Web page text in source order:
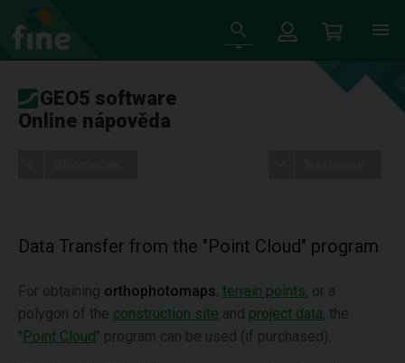
GEO5 software
Online nápověda
Data Transfer from the "Point Cloud" program
For obtaining orthophotomaps, terrain points, or a
polygon of the construction site and project data, the
"Point Cloud" program can be used (if purchased).